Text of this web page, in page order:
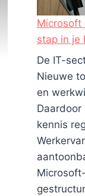
Microsoft
stap in je
De IT-
Nieuwe
en
Daardoor
kennis